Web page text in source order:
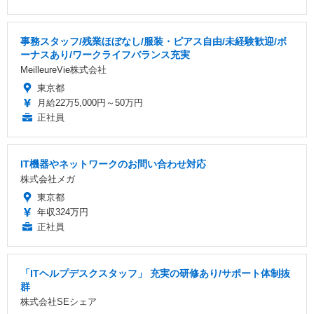
事務スタッフ/残業ほぼなし/服装・ピアス自由/未経験歓迎/ボ
ーナスあり/ワークライフバランス充実
MeilleureVie株式会社
東京都
月給22万5,000円～50万円
正社員
IT機器やネットワークのお問い合わせ対応
株式会社メガ
東京都
年収324万円
正社員
「ITヘルプデスクスタッフ」 充実の研修あり/サポート体制抜
群
株式会社SEシェア